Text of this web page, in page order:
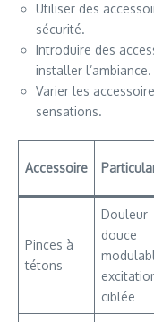
Utiliser des
sécurité.
Introduire des
installer l’ambiance.
Varier les
sensations.
Accessoire
Pinces à
tétons
Douleur
douce
ciblée